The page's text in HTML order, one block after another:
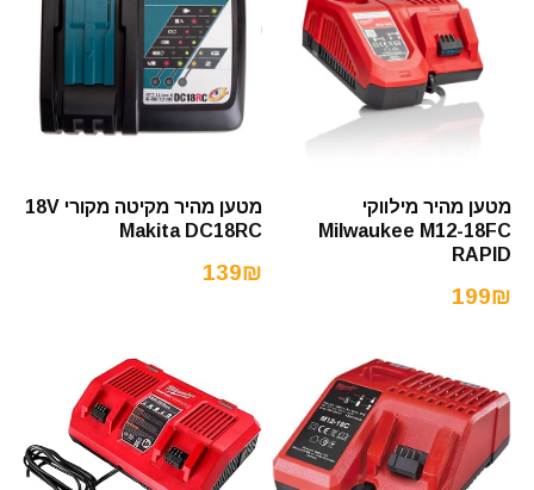
מטען מהיר מילווקי
Milwaukee M12-18FC
RAPID
199₪
מטען מהיר מקיטה מקורי 18V
Makita DC18RC
139₪